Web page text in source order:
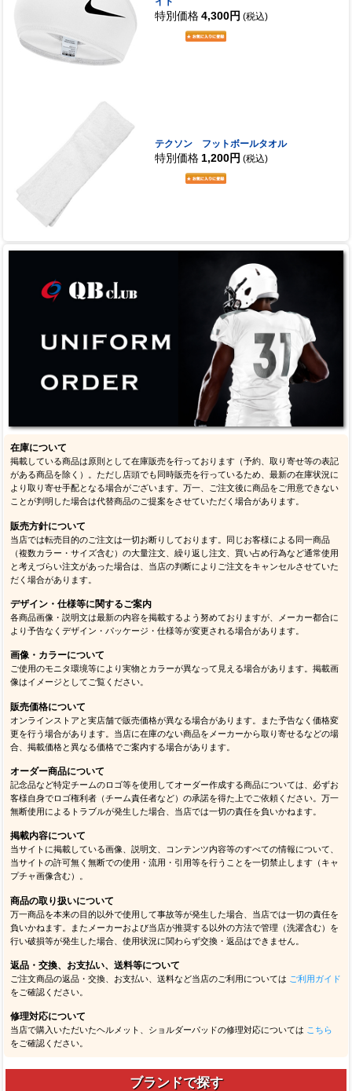
特別価格 4,300円 (税込)
テクソン フットボールタオル
特別価格 1,200円 (税込)
在庫について
掲載している商品は原則として在庫販売を行っております（予約、取り寄せ等の表記
がある商品を除く）。ただし店頭でも同時販売を行っているため、最新の在庫状況に
より取り寄せ手配となる場合がございます。万一、ご注文後に商品をご用意できない
ことが判明した場合は代替商品のご提案をさせていただく場合があります。
販売方針について
当店では転売目的のご注文は一切お断りしております。同じお客様による同一商品
（複数カラー・サイズ含む）の大量注文、繰り返し注文、買い占め行為など通常使用
と考えづらい注文があった場合は、当店の判断によりご注文をキャンセルさせていた
だく場合があります。
デザイン・仕様等に関するご案内
各商品画像・説明文は最新の内容を掲載するよう努めておりますが、メーカー都合に
より予告なくデザイン・パッケージ・仕様等が変更される場合があります。
画像・カラーについて
ご使用のモニタ環境等により実物とカラーが異なって見える場合があります。掲載画
像はイメージとしてご覧ください。
販売価格について
オンラインストアと実店舗で販売価格が異なる場合があります。また予告なく価格変
更を行う場合があります。当店に在庫のない商品をメーカーから取り寄せるなどの場
合、掲載価格と異なる価格でご案内する場合があります。
オーダー商品について
記念品など特定チームのロゴ等を使用してオーダー作成する商品については、必ずお
客様自身でロゴ権利者（チーム責任者など）の承諾を得た上でご依頼ください。万一
無断使用によるトラブルが発生した場合、当店では一切の責任を負いかねます。
掲載内容について
当サイトに掲載している画像、説明文、コンテンツ内容等のすべての情報について、
当サイトの許可無く無断での使用・流用・引用等を行うことを一切禁止します（キャ
プチャ画像含む）。
商品の取り扱いについて
万一商品を本来の目的以外で使用して事故等が発生した場合、当店では一切の責任を
負いかねます。またメーカーおよび当店が推奨する以外の方法で管理（洗濯含む）を
行い破損等が発生した場合、使用状況に関わらず交換・返品はできません。
返品・交換、お支払い、送料等について
ご注文商品の返品・交換、お支払い、送料など当店のご利用については ご利用ガイド
をご確認ください。
修理対応について
当店で購入いただいたヘルメット、ショルダーパッドの修理対応については こちら
をご確認ください。
ブランドで探す